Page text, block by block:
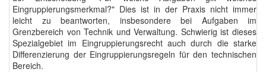
Eingruppierungsmerkmal?" Dies ist in der Praxis nicht immer
leicht zu beantworten, insbesondere bei Aufgaben im
Grenzbereich von Technik und Verwaltung. Schwierig ist dieses
Spezialgebiet im Eingruppierungsrecht auch durch die starke
Differenzierung der Eingruppierungsregeln für den technischen
Bereich.